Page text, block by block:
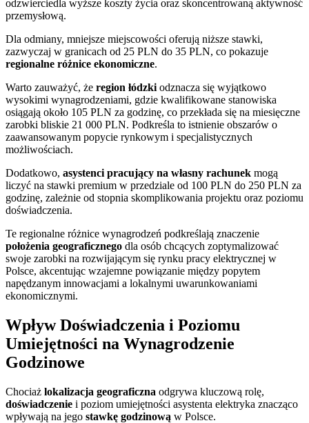
odzwierciedla wyższe koszty życia oraz skoncentrowaną aktywność
przemysłową.
Dla odmiany, mniejsze miejscowości oferują niższe stawki,
zazwyczaj w granicach od 25 PLN do 35 PLN, co pokazuje
regionalne różnice ekonomiczne.
Warto zauważyć, że region łódzki odznacza się wyjątkowo
wysokimi wynagrodzeniami, gdzie kwalifikowane stanowiska
osiągają około 105 PLN za godzinę, co przekłada się na miesięczne
zarobki bliskie 21 000 PLN. Podkreśla to istnienie obszarów o
zaawansowanym popycie rynkowym i specjalistycznych
możliwościach.
Dodatkowo, asystenci pracujący na własny rachunek mogą
liczyć na stawki premium w przedziale od 100 PLN do 250 PLN za
godzinę, zależnie od stopnia skomplikowania projektu oraz poziomu
doświadczenia.
Te regionalne różnice wynagrodzeń podkreślają znaczenie
położenia geograficznego dla osób chcących zoptymalizować
swoje zarobki na rozwijającym się rynku pracy elektrycznej w
Polsce, akcentując wzajemne powiązanie między popytem
napędzanym innowacjami a lokalnymi uwarunkowaniami
ekonomicznymi.
Wpływ Doświadczenia i Poziomu
Umiejętności na Wynagrodzenie
Godzinowe
Chociaż lokalizacja geograficzna odgrywa kluczową rolę,
doświadczenie i poziom umiejętności asystenta elektryka znacząco
wpływają na jego stawkę godzinową w Polsce.